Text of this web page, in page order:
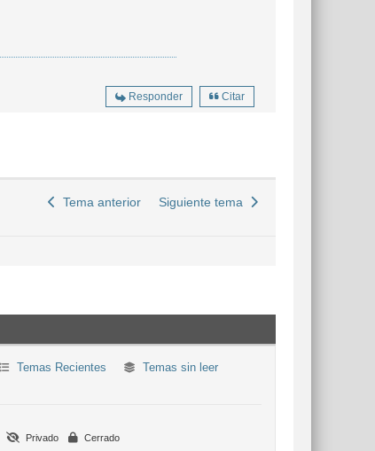
Responder Citar
Tema anterior Siguiente tema
Temas Recientes
Temas sin leer
Privado Cerrado